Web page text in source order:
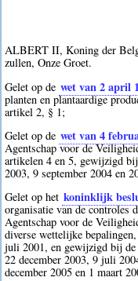
ALBERT II, Koning der
zullen, Onze Groet.
Gelet op de wet van 2 april
planten en plantaardige
artikel 2, § 1;
Gelet op de wet van 4
Agentschap voor de
artikelen 4 en 5, gewijzigd
2003, 9 september 2004 en
Gelet op het koninklijk
organisatie van de controles
Agentschap voor de
diverse wettelijke
juli 2001, en gewijzigd bij de
22 december 2003, 9 juli
december 2005 en 1 maart